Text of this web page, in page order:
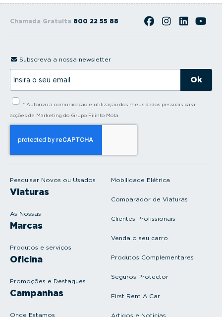
Chamada Gratuita 800 22 55 88
Pesquisar Novos ou Usados
Viaturas
As Nossas
Marcas
Produtos e serviços
Oficina
Promoções e Destaques
Campanhas
Onde Estamos
Mobilidade Elétrica
Comparador de Viaturas
Clientes Profissionais
Venda o seu carro
Produtos Complementares
Seguros Protector
First Rent A Car
Artigos e Notícias
Subscreva a nossa newsletter
s
l
* Autorizo a comunicação e utilização dos meus dados pessoais para
acções de Marketing do Grupo Filinto Mota.